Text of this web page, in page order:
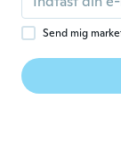
Send mig